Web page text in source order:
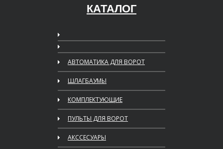
КАТАЛОГ
АВТОМАТИКА ДЛЯ ВОРОТ
ШЛАГБАУМЫ
КОМПЛЕКТУЮЩИЕ
ПУЛЬТЫ ДЛЯ ВОРОТ
АКССЕСУАРЫ